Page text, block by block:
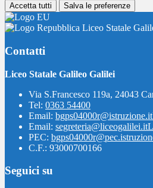
Accetta tutti Salva le preferenze
Liceo Statale
Contatti
Liceo Statale Galileo Galilei
Via S.Francesco 119a, 24043
Tel: 0363 54400
Email: bgps04000r@istruzione.it
Email: segreteria@liceogalilei.it
PEC:
C.F.: 93000700166
Seguici su